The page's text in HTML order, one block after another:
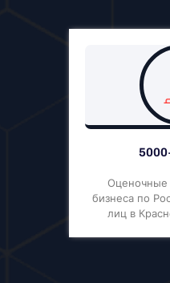
Оценочные
бизнеса по
лиц в